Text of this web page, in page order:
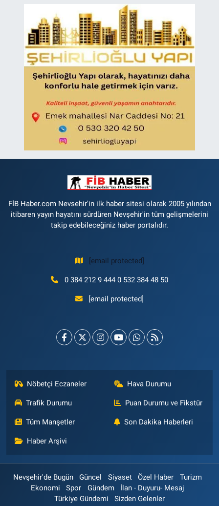
FİB Haber.com Nevsehir'in ilk haber sitesi olarak 2005 yılından
itibaren yayın hayatını sürdüren Nevşehir'in tüm gelişmelerini
takip edebileceğiniz haber portalıdır.
[email protected]
0 384 212 9 444 0 532 384 48 50
[email protected]
Nöbetçi Eczaneler Hava Durumu
Trafik Durumu Puan Durumu ve Fikstür
Tüm Manşetler Son Dakika Haberleri
Haber Arşivi
Nevşehir'de Bugün Güncel Siyaset Özel Haber
Turizm
Ekonomi
Spor Gündem
İlan - Duyuru- Mesaj
Türkiye Gündemi
Sizden Gelenler